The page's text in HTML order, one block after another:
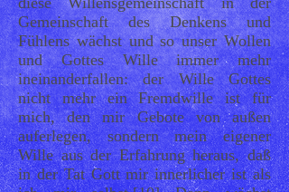
Gemeinschaft des Denkens und
Fühlens wächst und so unser Wollen
und Gottes Wille immer mehr
ineinanderfallen: der Wille Gottes
nicht mehr ein Fremdwille ist für
mich, den mir Gebote von außen
auferlegen, sondern mein eigener
Wille aus der Erfahrung heraus, daß
in der Tat Gott mir innerlicher ist als